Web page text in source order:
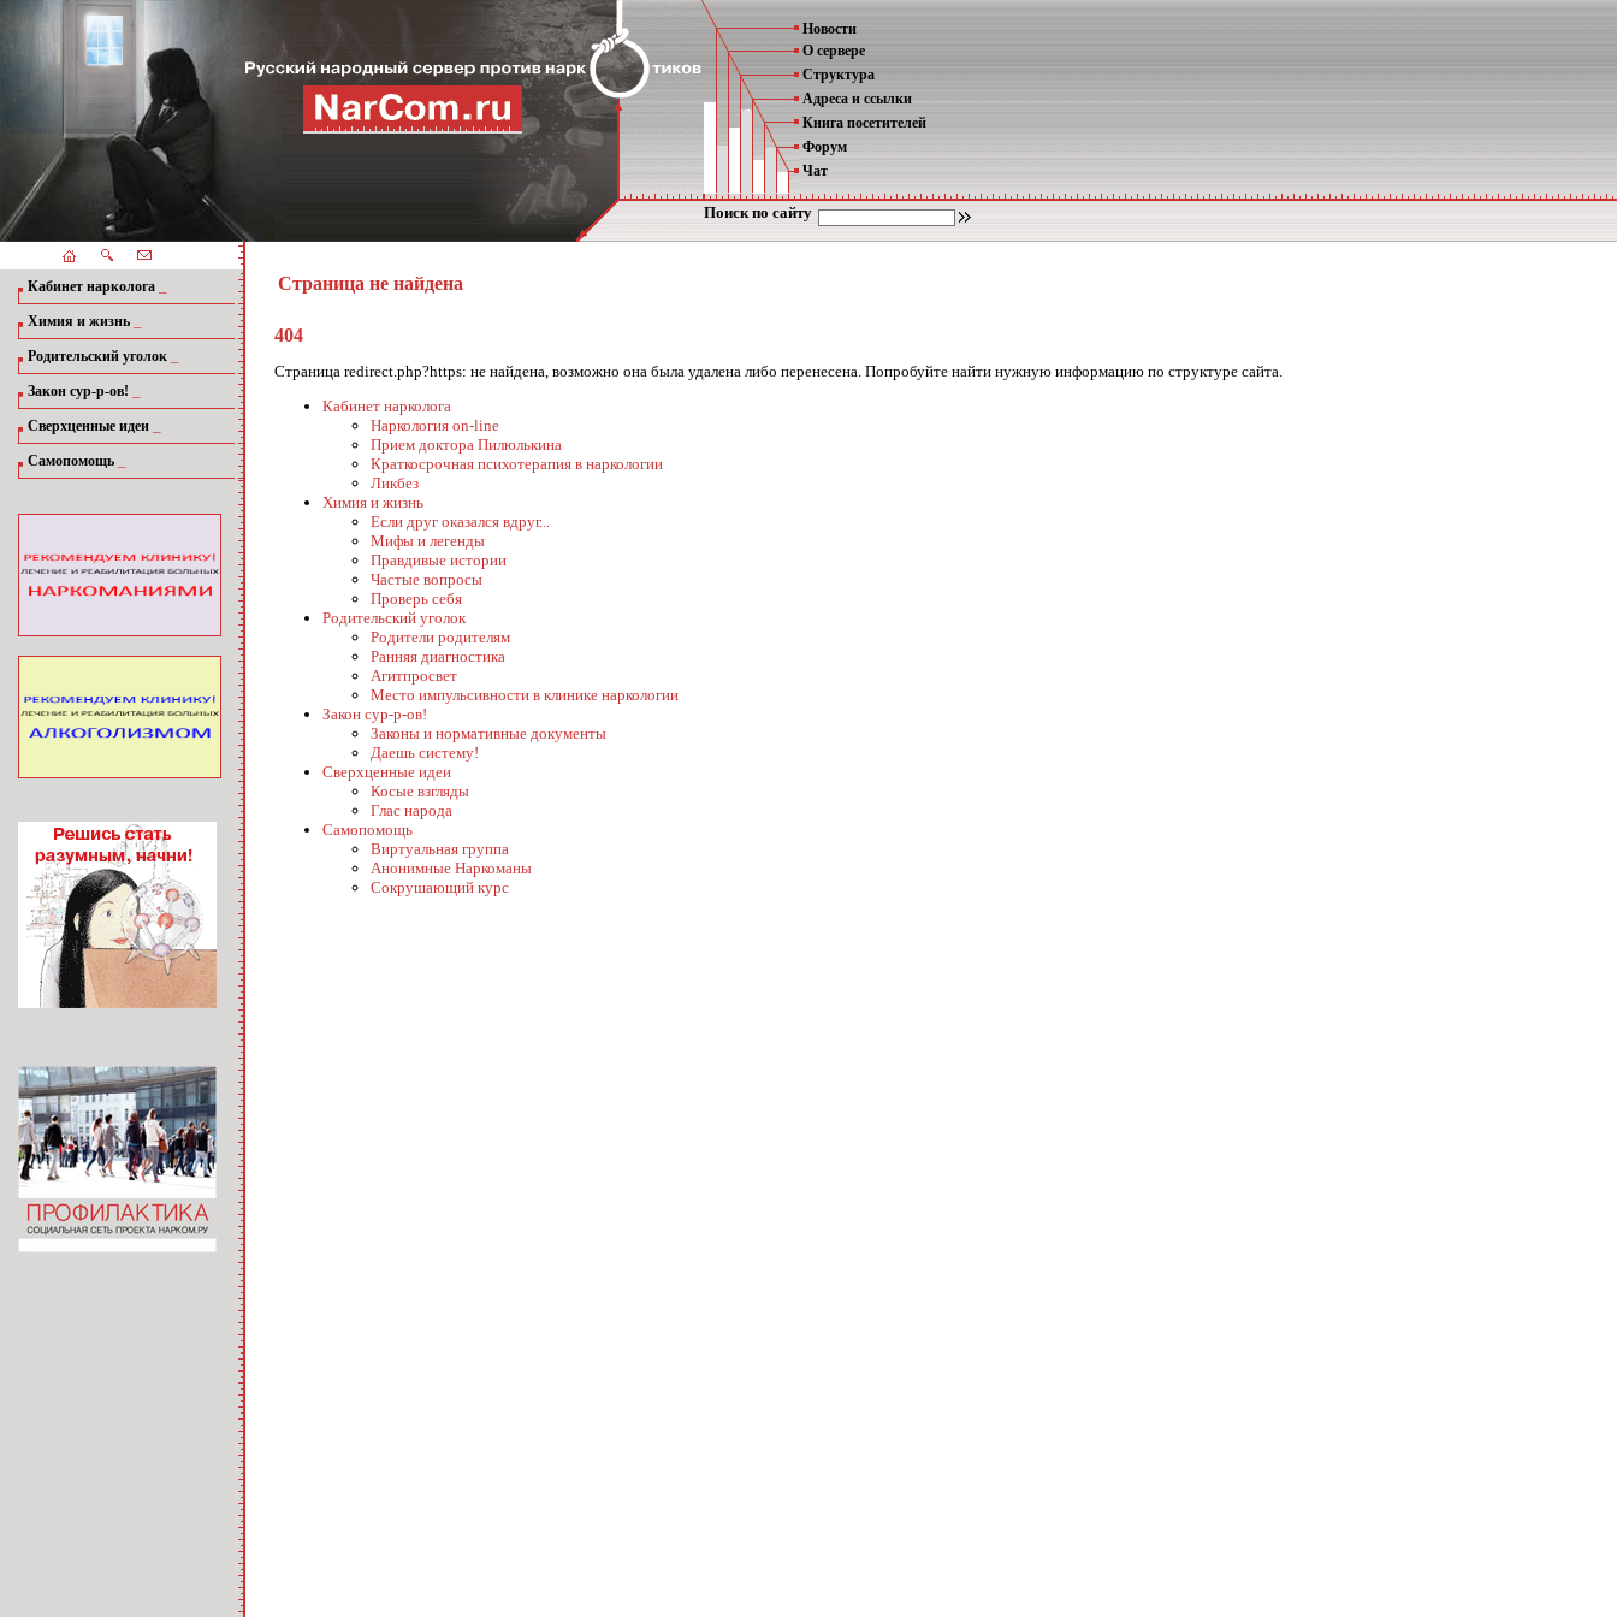
Новости
О сервере
Структура
Адреса и ссылки
Книга посетителей
Форум
Чат
Поиск по сайту
Кабинет нарколога
Химия и жизнь
Родительский уголок
Закон сур-р-ов!
Сверхценные идеи
Самопомощь
Страница не найдена
404
Страница redirect.php?https: не найдена, возможно она была удалена либо перенесена. Попробуйте найти нужную информацию по структуре сайта.
Кабинет нарколога
Наркология on-line
Прием доктора Пилюлькина
Краткосрочная психотерапия в наркологии
Ликбез
Химия и жизнь
Если друг оказался вдруг...
Мифы и легенды
Правдивые истории
Частые вопросы
Проверь себя
Родительский уголок
Родители родителям
Ранняя диагностика
Агитпросвет
Место импульсивности в клинике наркологии
Закон сур-р-ов!
Законы и нормативные документы
Даешь систему!
Сверхценные идеи
Косые взгляды
Глас народа
Самопомощь
Виртуальная группа
Анонимные Наркоманы
Сокрушающий курс